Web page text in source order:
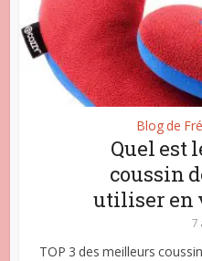
Blog de
Quel est
coussin
utiliser en
7
TOP 3 des meilleurs